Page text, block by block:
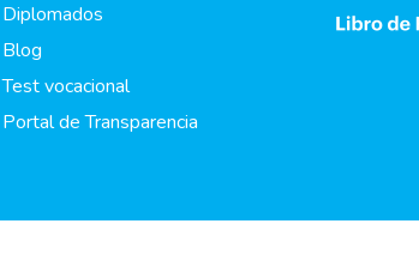
Diplomados
Blog
Test vocacional
Portal de Transparencia